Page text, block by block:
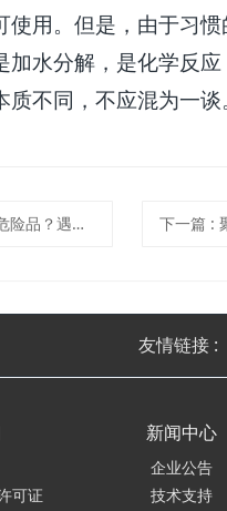
用。但是，由于习
水分解，是化学反应
不同，不应混为一谈
该怎么处置 下一篇 :
友情链接 :
可证
新闻中心
企业公告
技术支持